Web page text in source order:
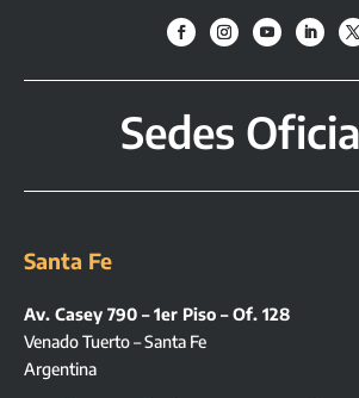
Sedes
Santa Fe
Av. Casey 790 – 1er Piso – Of. 128
Venado Tuerto – Santa Fe
Argentina